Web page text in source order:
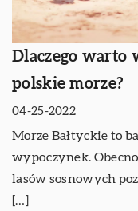
Dlaczego warto
polskie morze?
04-25-2022
Morze Bałtyckie to
wypoczynek.
lasów sosnowych
[…]